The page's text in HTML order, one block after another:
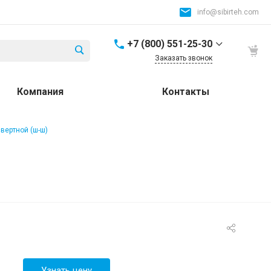
info@sibirteh.com
+7 (800) 551-25-30
Россия и СНГ
Заказать звонок
Компания Контакты
(ш-ш)